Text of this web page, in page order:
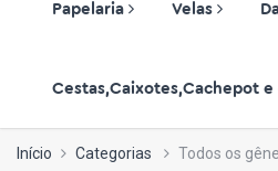
Papelaria Velas
Cestas,Caixotes,Cachepot e
Início Categorias Todos os